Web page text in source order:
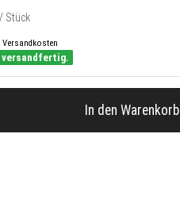
Stück
Versandkosten
versandfertig.
In den Warenkorb